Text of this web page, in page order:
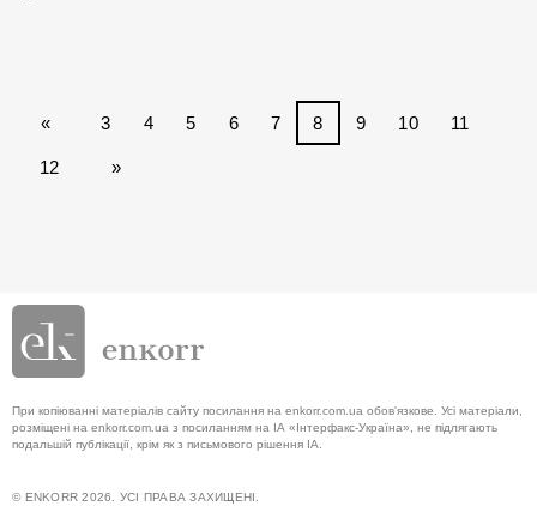
« 3 4 5 6 7 8 9 10 11
12 »
При копіюванні матеріалів сайту посилання на enkorr.com.ua обов'язкове. Усі матеріали,
розміщені на enkorr.com.ua з посиланням на ІА «Інтерфакс-Україна», не підлягають
подальшій публікації, крім як з письмового рішення ІА.
© ENKORR 2026. УСІ ПРАВА ЗАХИЩЕНІ.